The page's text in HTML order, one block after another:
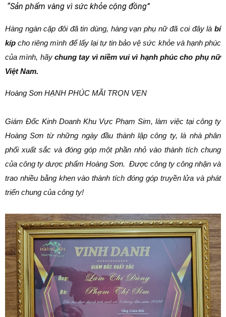
“Sản phẩm vàng vì sức khỏe cộng đồng”
Hàng ngàn cặp đôi đã tin dùng, hàng vạn phụ nữ đã coi đây là bí
kíp cho riêng mình để lấy lại tự tin bảo vệ sức khỏe và hạnh phúc
của mình, hãy chung tay vì niềm vui vì hạnh phúc cho phụ nữ
Việt Nam.
Hoàng Sơn HẠNH PHÚC MÃI TRỌN VẸN
Giám Đốc Kinh Doanh Khu Vực Phạm Sim, làm việc tại công ty
Hoàng Sơn từ những ngày đầu thành lập công ty, là nhà phân
phối xuất sắc và đóng góp một phần nhỏ vào thành tích chung
của công ty dược phẩm Hoàng Sơn. Được công ty công nhận và
trao nhiều bằng khen vào thành tích đóng góp truyền lửa và phát
triển chung của công ty!